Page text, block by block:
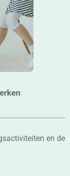
en de